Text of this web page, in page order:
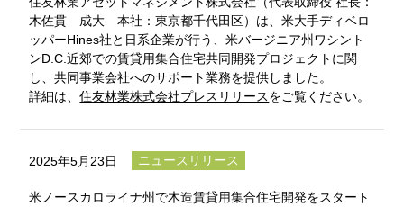
木佐貫 成大 本社：東京都千代田区）は、米大手ディベロ
ッパーHines社と日系企業が行う、米バージニア州ワシント
ンD.C.近郊での賃貸用集合住宅共同開発プロジェクトに関
し、共同事業会社へのサポート業務を提供しました。
詳細は、住友林業株式会社プレスリリースをご覧ください。
2025年5月23日 ニュースリリース
米ノースカロライナ州で木造賃貸用集合住宅開発をスタート